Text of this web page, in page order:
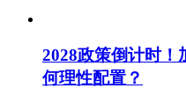
2028政策倒计时！
何理性配置？